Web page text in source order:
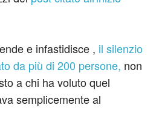
e infastidisce , il silenzio
da più di 200 persone, non
a chi ha voluto quel
semplicemente al